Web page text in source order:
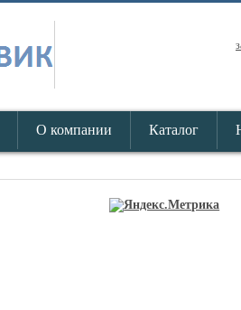
О компании Каталог